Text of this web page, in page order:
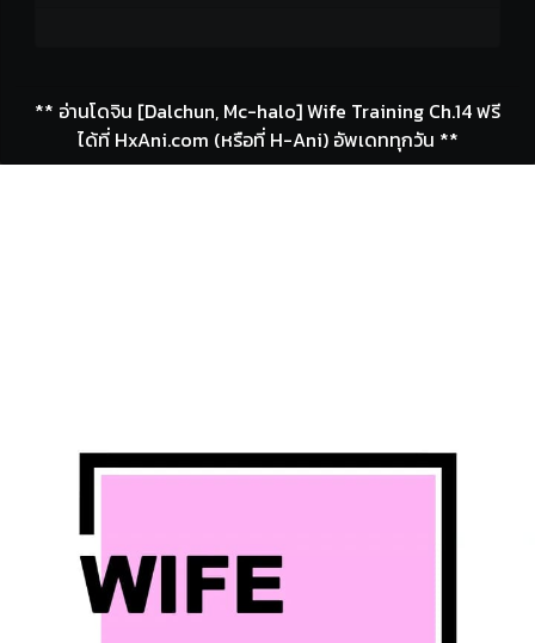
** อ่านโดจิน [Dalchun, Mc-halo] Wife Training Ch.14 ฟรี
ได้ที่ HxAni.com (หรือที่ H-Ani) อัพเดททุกวัน **